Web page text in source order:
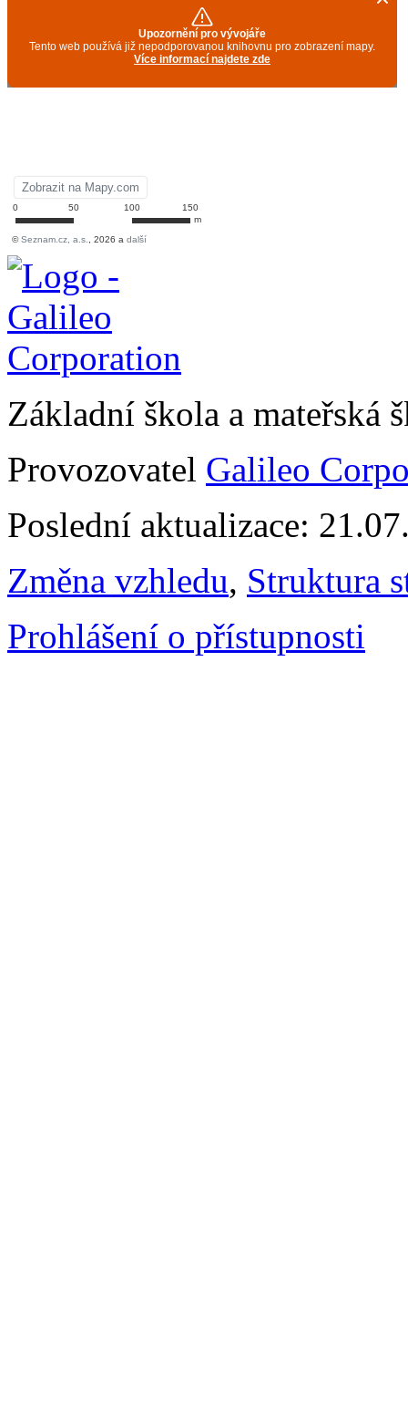
Základní škola a mateřská
Provozovatel Galileo
Poslední aktualizace:
Změna vzhledu, Struktura
Prohlášení o přístupnosti